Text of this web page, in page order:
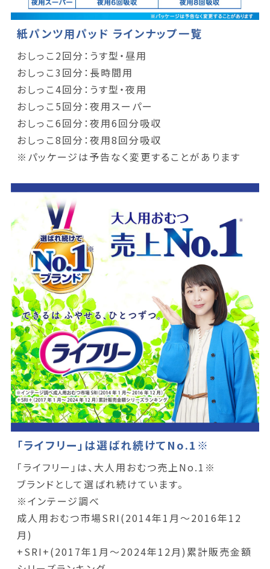
紙パンツ用パッド ラインナップ一覧
おしっこ2回分：うす型・昼用
おしっこ3回分：長時間用
おしっこ4回分：うす型・夜用
おしっこ5回分：夜用スーパー
おしっこ6回分：夜用6回分吸収
おしっこ8回分：夜用8回分吸収
※パッケージは予告なく変更することがあります
「ライフリー」は選ばれ続けてNo.1※
「ライフリー」は、大人用おむつ売上No.1※
ブランドとして選ばれ続けています。
※インテージ調べ
成人用おむつ市場SRI(2014年1月～2016年12
月)
+SRI+(2017年1月～2024年12月)累計販売金額